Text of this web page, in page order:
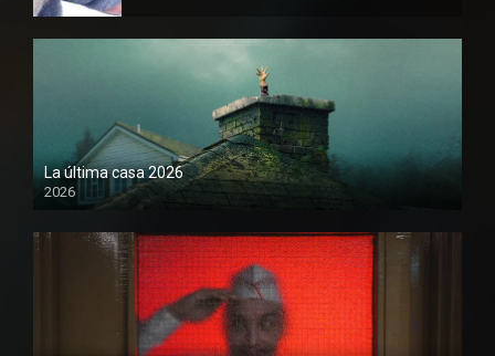
La última casa 2026
2026